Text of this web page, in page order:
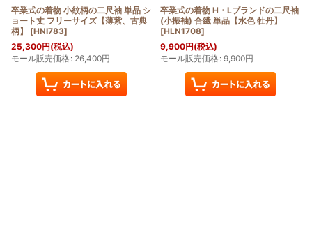
卒業式の着物 小紋柄の二尺袖 単品 シ
ョート丈 フリーサイズ【薄紫、古典
柄】
[HNI783]
25,300円(税込)
モール販売価格: 26,400円
卒業式の着物 H・Lブランドの二尺袖
(小振袖) 合繊 単品【水色 牡丹】
[HLN1708]
9,900円(税込)
モール販売価格: 9,900円